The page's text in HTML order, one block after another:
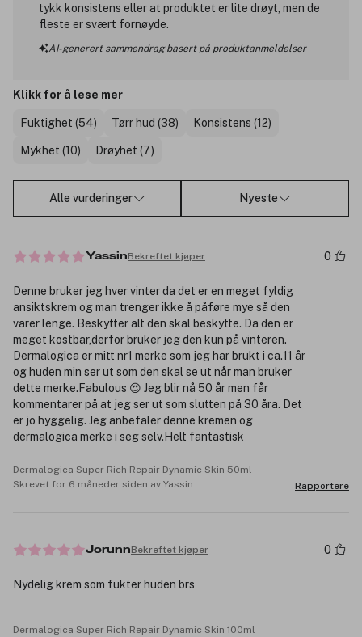
tykk konsistens eller at produktet er lite drøyt, men de
fleste er svært fornøyde.
AI-generert sammendrag basert på produktanmeldelser
Klikk for å lese mer
Fuktighet (54) Tørr hud (38) Konsistens (12)
Mykhet (10) Drøyhet (7)
Alle vurderinger Nyeste
YassinBekreftet kjøper 0
Denne bruker jeg hver vinter da det er en meget fyldig
ansiktskrem og man trenger ikke å påføre mye så den
varer lenge. Beskytter alt den skal beskytte. Da den er
meget kostbar,derfor bruker jeg den kun på vinteren.
Dermalogica er mitt nr1 merke som jeg har brukt i ca.11 år
og huden min ser ut som den skal se ut når man bruker
dette merke.Fabulous 😍 Jeg blir nå 50 år men får
kommentarer på at jeg ser ut som slutten på 30 åra. Det
er jo hyggelig. Jeg anbefaler denne kremen og
dermalogica merke i seg selv.Helt fantastisk
Dermalogica Super Rich Repair Dynamic Skin 50ml
Skrevet for 6 måneder siden av Yassin
Rapportere
JorunnBekreftet kjøper 0
Nydelig krem som fukter huden brs
Dermalogica Super Rich Repair Dynamic Skin 100ml